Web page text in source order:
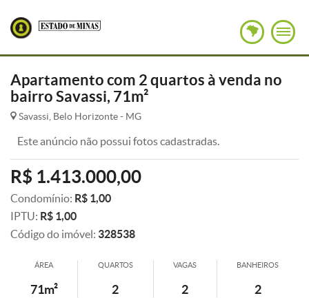
Apartamento com 2 quartos à venda no
bairro Savassi, 71m²
Savassi, Belo Horizonte - MG
Este anúncio não possui fotos cadastradas.
R$ 1.413.000,00
Condomínio: R$ 1,00
IPTU: R$ 1,00
Código do imóvel: 328538
ÁREA
71m²
QUARTOS
2
VAGAS
2
BANHEIROS
2